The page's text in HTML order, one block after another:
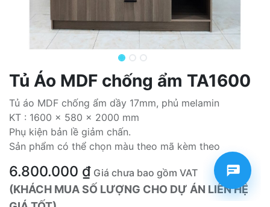
Tủ Áo MDF chống ẩm TA1600
Tủ áo MDF chống ẩm dầy 17mm, phủ melamin
KT : 1600 x 580 x 2000 mm
Phụ kiện bản lề giảm chấn.
Sản phẩm có thể chọn màu theo mã kèm theo
6.800.000 ₫ Giá chưa bao gồm VAT
(KHÁCH MUA SỐ LƯỢNG CHO DỰ ÁN LIÊN HỆ